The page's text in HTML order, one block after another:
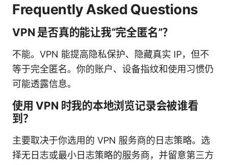
Frequently Asked Questions
VPN 是否真的能让我“完全匿名”？
不能。VPN 能提高隐私保护、隐藏真实 IP，但不
等于完全匿名。你的账户、设备指纹和使用习惯仍
可能透露信息。
使用 VPN 时我的本地浏览记录会被谁看
到？
主要取决于你选用的 VPN 服务商的日志策略。选
择无日志或最小日志策略的服务商，并留意第三方